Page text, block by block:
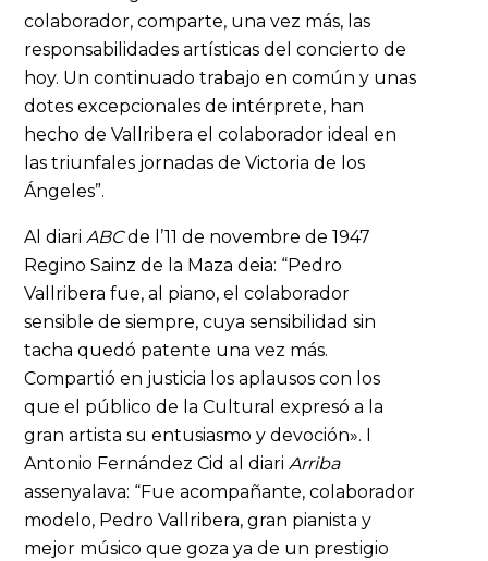
colaborador, comparte, una vez más, las
responsabilidades artísticas del concierto de
hoy. Un continuado trabajo en común y unas
dotes excepcionales de intérprete, han
hecho de Vallribera el colaborador ideal en
las triunfales jornadas de Victoria de los
Ángeles”.
Al diariABCde l’11 de novembre de 1947
Regino Sainz de la Maza deia: “Pedro
Vallribera fue, al piano, el colaborador
sensible de siempre, cuya sensibilidad sin
tacha quedó patente una vez más.
Compartió en justicia los aplausos con los
que el público de la Cultural expresó a la
gran artista su entusiasmo y devoción». I
Antonio Fernández Cid al diariArriba
assenyalava: “Fue acompañante, colaborador
modelo, Pedro Vallribera, gran pianista y
mejor músico que goza ya de un prestigio